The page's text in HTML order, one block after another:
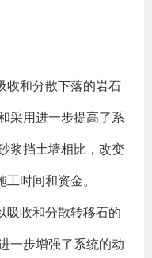
收和分散下落的岩石
采用进一步提高了系
浆挡土墙相比，改变
时间和资金。
吸收和分散转移石的
一步增强了系统的动